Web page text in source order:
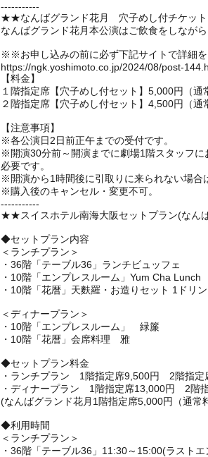
-----------
★★なんばグランド花月 穴子めし付チケッ
なんばグランド花月本公演はご飲食をしながら
※※お申し込みの前に必ず下記サイトで詳細
https://ngk.yoshimoto.co.jp/2024/08/post-
【料金】
１階指定席【穴子めし付セット】5,000円（
２階指定席【穴子めし付セット】4,500円（
【注意事項】
※各公演日2日前正午までの受付です。
※開演30分前～開演までに劇場1階スタッフ
必要です。
※開演から1時間後に引取りに来られない場合
※購入後のキャンセル・変更不可。
-----------
★★スイスホテル南海大阪セットプラン(な
◆セットプラン内容
＜ランチプラン＞
・36階「テーブル36」ランチビュッフェ
・10階「エンプレスルーム」Yum Cha Lunch
・10階「花暦」天麩羅・お造りセット 1ドリ
＜ディナープラン＞
・10階「エンプレスルーム」 緑簾
・10階「花暦」会席料理 雅
◆セットプラン料金
・ランチプラン 1階指定席9,500円 2階指定
・ディナープラン 1階指定席13,000円 2階
(なんばグランド花月1階指定席5,000円（通
◆利用時間
＜ランチプラン＞
・36階「テーブル36」11:30～15:00(ラスト